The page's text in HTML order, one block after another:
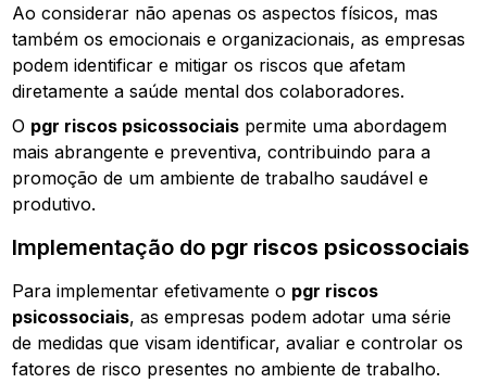
Ao considerar não apenas os aspectos físicos, mas
também os emocionais e organizacionais, as empresas
podem identificar e mitigar os riscos que afetam
diretamente a saúde mental dos colaboradores.
O pgr riscos psicossociais permite uma abordagem
mais abrangente e preventiva, contribuindo para a
promoção de um ambiente de trabalho saudável e
produtivo.
Implementação do pgr riscos psicossociais
Para implementar efetivamente o pgr riscos
psicossociais, as empresas podem adotar uma série
de medidas que visam identificar, avaliar e controlar os
fatores de risco presentes no ambiente de trabalho.